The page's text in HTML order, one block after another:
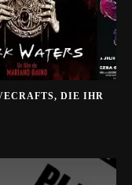
DIE IHR